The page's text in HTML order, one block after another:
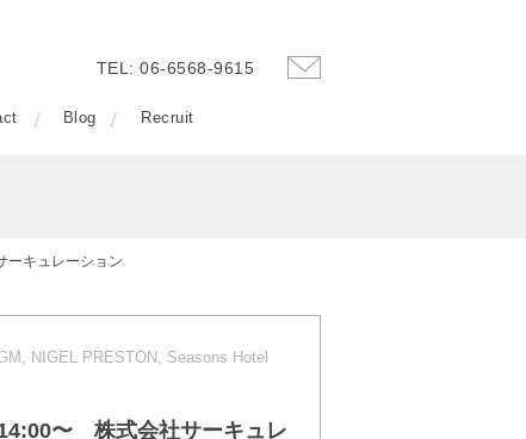
TEL: 06-6568-9615
Blog Recruit
ーキュレーション
NIGEL PRESTON, Seasons Hotel
〜 株式会社サーキュレ